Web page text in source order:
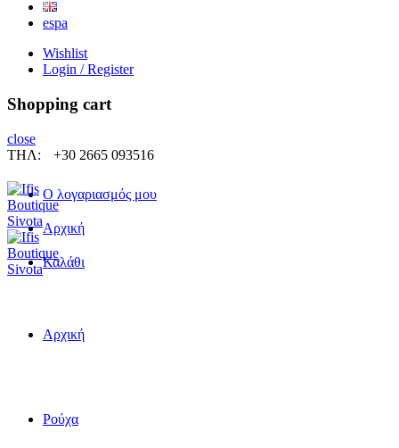
espa
Wishlist
Login / Register
Shopping cart
close
ΤΗΛ:
+30 2665 093516
Ο λογαριασμός μου
Αρχική
Καλάθι
Αρχική
Ρούχα